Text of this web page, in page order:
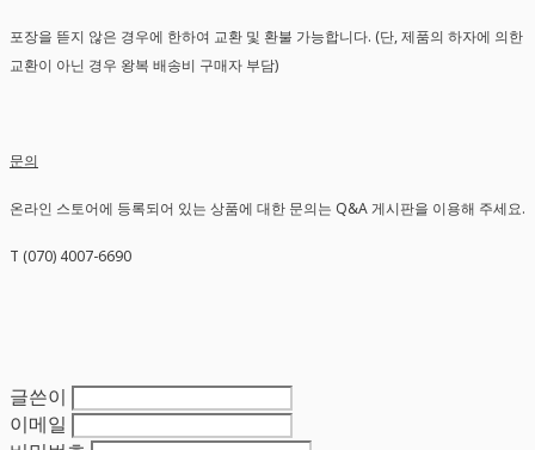
포장을 뜯지 않은 경우에 한하여 교환 및 환불 가능합니다. (단, 제품의 하자에 의한
교환이 아닌 경우 왕복 배송비 구매자 부담)
문의
온라인 스토어에 등록되어 있는 상품에 대한 문의는 Q&A 게시판을 이용해 주세요.
T (070) 4007-6690
글쓴이
이메일